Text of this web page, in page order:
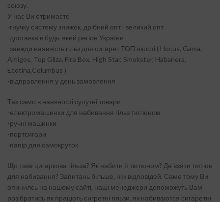
союзу.
У нас Ви отримаєте
-гнучку систему знижок, дрібний опт і великий опт
-доставка в будь-який регіон України
-завжди наявність гільз для сигарет ТОП якості ( Hocus, Gama,
Amigos, Top Gilza, Fire Box, High Star, Smokster, Habanera,
Ecotina,Columbus )
-відправлення у день замовлення
Так само в наявності супутні товари
-електромашинки для набивання гільз тютюном
-ручні машинки
-портсигари
-папір для самокруток
Що таке цигаркова гільза? Як набити її тютюном? Де взяти тютюн
для набивання? Запитань більше, ніж відповідей. Саме тому Ви
опинилсь на нашому сайті, наші менеджери допоможуть Вам
розібратись як працють сигретні гільзи, як набиваются сигаретні